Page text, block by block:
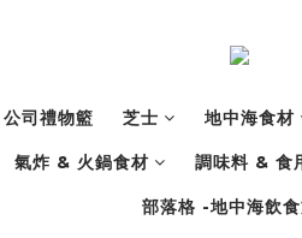
公司禮物籃 芝士 地中海食材
氣炸 & 火鍋食材 調味料 & 食
部落格 -地中海飲